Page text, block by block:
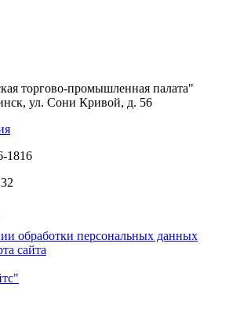
торгово-промышленная палата"
ул. Сони Кривой, д. 56
1816
обработки персональных данных
сайта